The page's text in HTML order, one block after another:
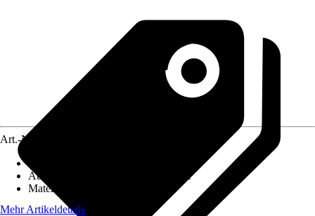
Art.-Nr.
Ausführung
Fensteralarm, Türalarm
Material
Mehr Artikeldetails